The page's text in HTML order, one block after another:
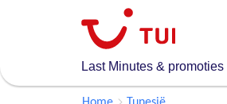
algemene
Last Minutes & promoties